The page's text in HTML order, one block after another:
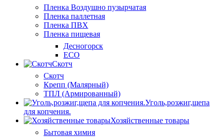
Пленка Воздушно пузырчатая
Пленка паллетная
Пленка ПВХ
Пленка пищевая
Десногорск
ECO
Скотч
Скотч
Крепп (Малярный)
ТПЛ (Армированный)
Уголь,розжиг,щепа
для копчения.
Хозяйственные товары
Бытовая химия